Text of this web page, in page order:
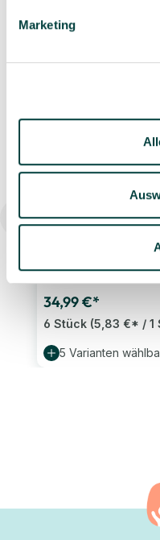
Marketing
Brush
Farbe wählbar
34,99 €*
6 Stück (5,83 €* / 1
5 Varianten